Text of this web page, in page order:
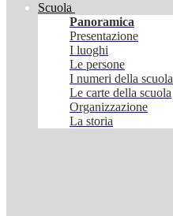
Scuola
Panoramica
Presentazione
I luoghi
Le persone
I numeri della scuola
Le carte della scuola
Organizzazione
La storia